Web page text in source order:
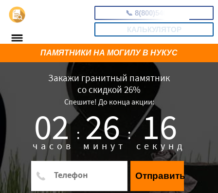
📞 8(800)5403465
КАЛЬКУЛЯТОР
Закажи гранитный памятник
со скидкой 26%
Спешите! До конца акции:
02 :
часов 26 :
минут 15
секунд
Отправить
ПАМЯТНИКИ НА МОГИЛУ В НУКУС